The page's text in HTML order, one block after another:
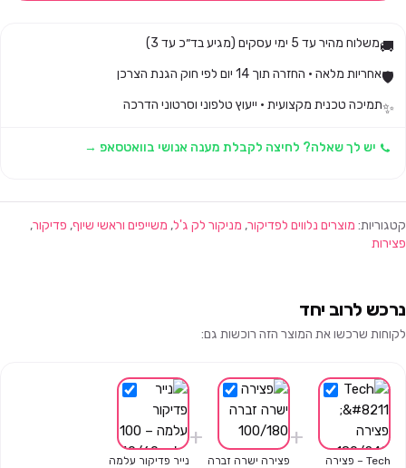
🚚משלוח מהיר עד 5 ימי עסקים (מגיע בד״כ עד 3)
🛡️אחריות מלאה · החזרה תוך 14 יום לפי חוק הגנת הצרכן
✨תמיכה טכנית מקצועית · ייעוץ טלפוני וסרטוני הדרכה
יש לך שאלה? לחיצה לקבלת מענה אנושי בוואטסאפ →
קטגוריות: מוצרים נלווים לפדיקור, מניקור לק ג'ל, משייפים וראשי שיוף, פדיקור,
פצירות
נרכש לרוב יחד
לקוחות שרכשו את המוצר הזה רוכשות גם:
Tech – פצירה
+
פצירה ישרה זברה
+
נייר פדיקור עלמה